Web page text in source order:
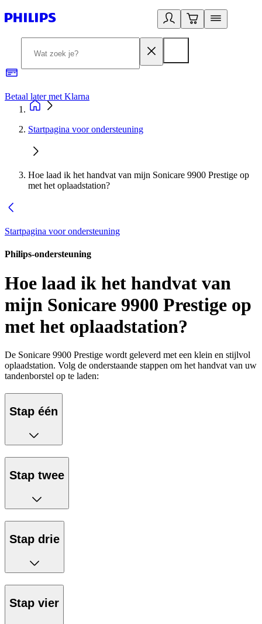
Betaal later met Klarna
Startpagina voor ondersteuning
Hoe laad ik het handvat van mijn Sonicare 9900 Prestige op
met het oplaadstation?
Startpagina voor ondersteuning
Philips-ondersteuning
Hoe laad ik het handvat van
mijn Sonicare 9900 Prestige op
met het oplaadstation?
De Sonicare 9900 Prestige wordt geleverd met een klein en stijlvol
oplaadstation. Volg de onderstaande stappen om het handvat van uw
tandenborstel op te laden:
Stap één
Stap twee
Stap drie
Stap vier